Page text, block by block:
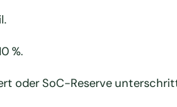
%.
oder SoC-Reserve